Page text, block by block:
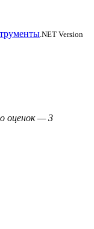
.NET Version
оценок — 3